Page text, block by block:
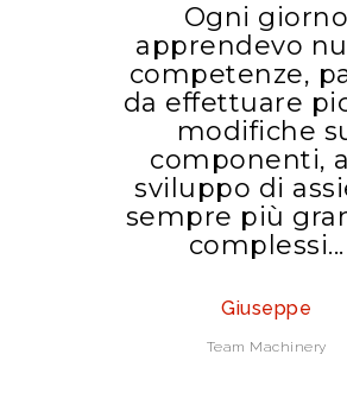
Ogni giorno
apprendevo
competenze,
da effettuare
modifiche
componenti,
sviluppo di
sempre più
complessi...
Giuseppe
Team Machinery